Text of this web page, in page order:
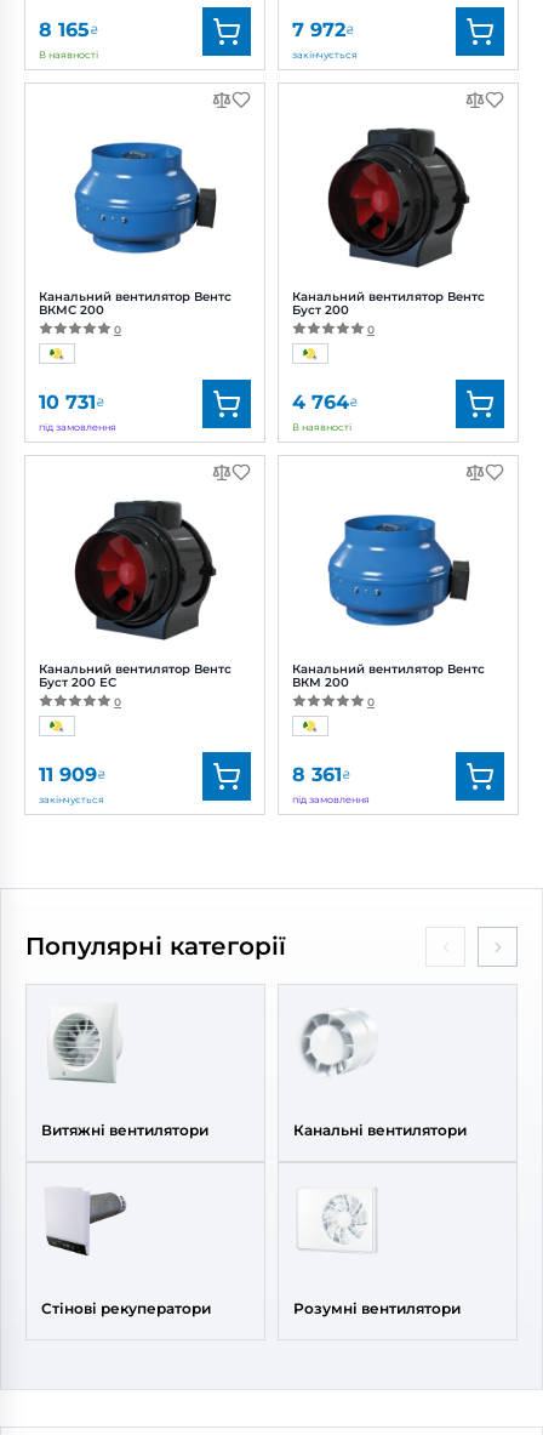
8 165₴
В наявності
Вентс
Діаметр:
200 мм
Потужність:
144 Вт
Рівень
шуму:
7 972₴
закінчується
Вентс
Артикул: 0688338293
Діаметр:
200 мм
Потужність:
130 Вт
Рівень
шуму:
Канальний вентилятор Вентс
ВКМС 200
0
10 731₴
під замовлення
Вентс
Артикул: 0688333994
Діаметр:
200 мм
Потужність:
193 Вт
Рівень
шуму:
Канальний вентилятор Вентс
Буст 200
0
4 764₴
В наявності
Вентс
Діаметр:
200 мм
Потужність:
Рівень
шуму:
Канальний вентилятор Вентс
Буст 200 ЕС
0
11 909₴
закінчується
Рівень
Канальний вентилятор Вентс
ВКМ 200
0
8 361₴
під замовлення
135 Вт
48 дБ(А)
Популярні категорії
Витяжні вентилятори
Стінові рекуператори
Канальні вентилятори
Розумні вентилятори